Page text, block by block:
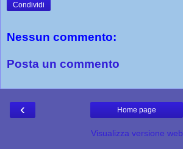
Condividi
Nessun commento:
Posta un commento
‹ Home page
Visualizza versione web